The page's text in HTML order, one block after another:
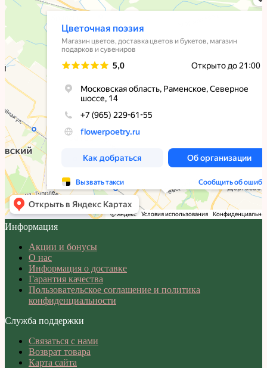
Информация
Акции и бонусы
О нас
Информация о доставке
Гарантия качества
Пользовательское соглашение и политика
конфиденциальности
Служба поддержки
Связаться с нами
Возврат товара
Карта сайта